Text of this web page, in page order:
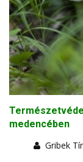
medencében
Gribek